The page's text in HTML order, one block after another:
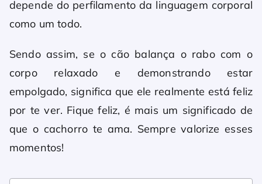
depende do perfilamento da linguagem corporal
como um todo.
Sendo assim, se o cão balança o rabo com o
corpo relaxado e demonstrando estar
empolgado, significa que ele realmente está feliz
por te ver. Fique feliz, é mais um significado de
que o cachorro te ama. Sempre valorize esses
momentos!